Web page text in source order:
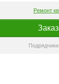
Ремонт